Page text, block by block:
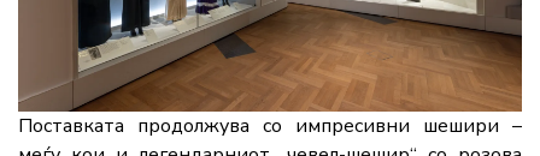
Поставката продолжува со импресивни шешири –